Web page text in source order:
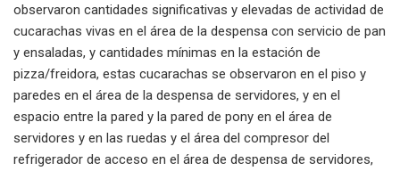
observaron cantidades significativas y elevadas de actividad de
cucarachas vivas en el área de la despensa con servicio de pan
y ensaladas, y cantidades mínimas en la estación de
pizza/freidora, estas cucarachas se observaron en el piso y
paredes en el área de la despensa de servidores, y en el
espacio entre la pared y la pared de pony en el área de
servidores y en las ruedas y el área del compresor del
refrigerador de acceso en el área de despensa de servidores,